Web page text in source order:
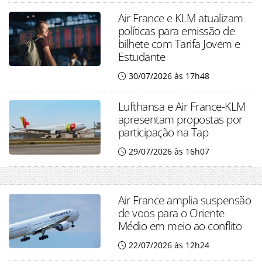
Air France e KLM atualizam
políticas para emissão de
bilhete com Tarifa Jovem e
Estudante
30/07/2026 às 17h48
Lufthansa e Air France-KLM
apresentam propostas por
participação na Tap
29/07/2026 às 16h07
Air France amplia suspensão
de voos para o Oriente
Médio em meio ao conflito
22/07/2026 às 12h24